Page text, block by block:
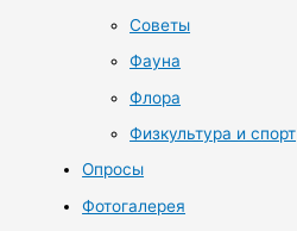
Советы
Фауна
Флора
Физкультура и спорт
Опросы
Фотогалерея